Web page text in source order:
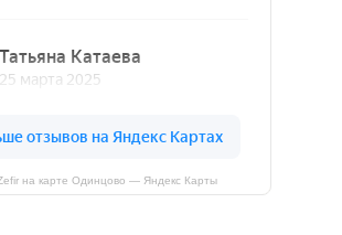
на карте Одинцово — Яндекс Карты